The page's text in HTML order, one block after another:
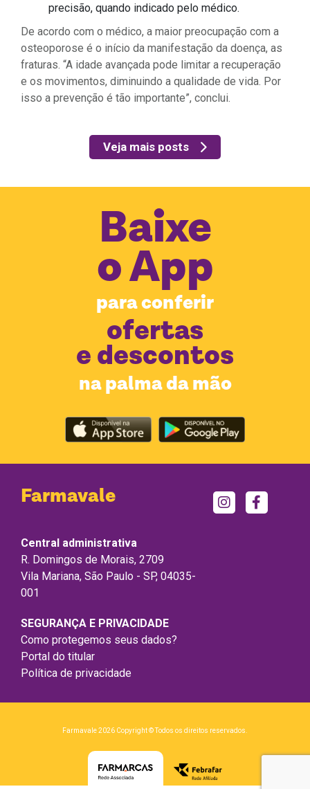
precisão, quando indicado pelo médico.
De acordo com o médico, a maior preocupação com a
osteoporose é o início da manifestação da doença, as
fraturas. “A idade avançada pode limitar a recuperação
e os movimentos, diminuindo a qualidade de vida. Por
isso a prevenção é tão importante”, conclui.
Veja mais posts
Baixe
oApp
para conferir
ofertas
e descontos
na palma da mão
Farmavale
Central administrativa
R. Domingos de Morais, 2709
Vila Mariana, São Paulo - SP, 04035-
001
SEGURANÇA E PRIVACIDADE
Como protegemos seus dados?
Portal do titular
Política de privacidade
Farmavale 2026 Copyright © Todos os direitos reservados.